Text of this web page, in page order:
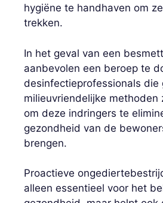
hygiëne te handhaven om
trekken.
In het geval van een
aanbevolen een beroep te
desinfectieprofessionals die
milieuvriendelijke methoden
om deze indringers te
gezondheid van de
brengen.
Proactieve
alleen essentieel voor het